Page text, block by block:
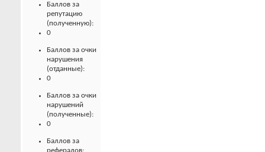
Баллов за
репутацию
(полученную):
0
Баллов за очки
нарушения
(отданные):
0
Баллов за очки
нарушений
(полученные):
0
Баллов за